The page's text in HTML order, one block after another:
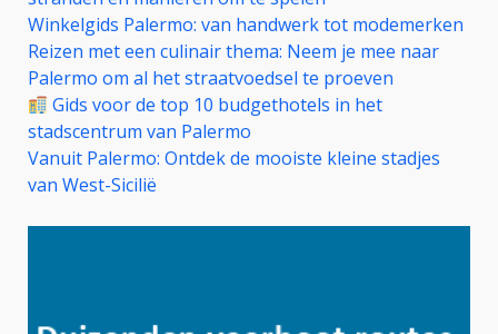
Winkelgids Palermo: van handwerk tot modemerken
Reizen met een culinair thema: Neem je mee naar
Palermo om al het straatvoedsel te proeven
Gids voor de top 10 budgethotels in het
stadscentrum van Palermo
Vanuit Palermo: Ontdek de mooiste kleine stadjes
van West-Sicilië